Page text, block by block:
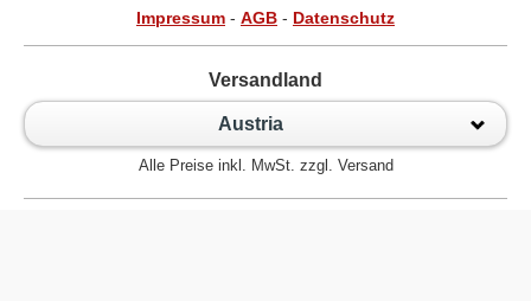
Impressum - AGB - Datenschutz
Versandland
Austria
Alle Preise inkl. MwSt. zzgl. Versand